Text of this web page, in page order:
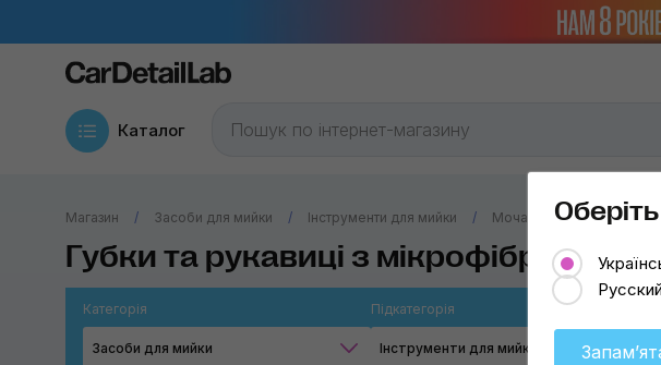
Каталог
Магазин Засоби для мийки Інструменти для мийки Мочалки для мийки
Губки та рукавиці з мікрофібри
Категорія
Засоби для мийки
Підкатегорія
Інструменти для мийки
Русский